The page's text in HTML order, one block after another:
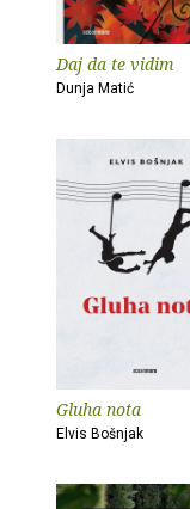
Daj da te vidim
Dunja Matić
Gluha nota
Elvis Bošnjak